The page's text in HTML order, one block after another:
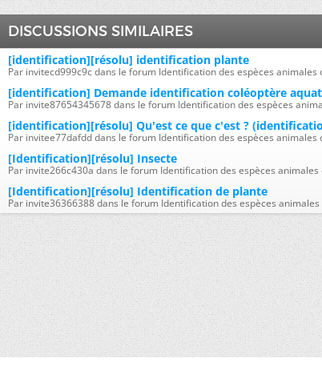
DISCUSSIONS SIMILAIRES
[identification][résolu] identification plante
Par invitecd999c9c dans le forum Identification des espèces animales
[identification] Demande identification coléoptère
Par invite87654345678 dans le forum Identification des espèces
[identification][résolu] Qu'est ce que c'est ?
Par invitee77dafdd dans le forum Identification des espèces animales
[Identification][résolu] Insecte
Par invite266c430a dans le forum Identification des espèces animales
[Identification][résolu] Identification de plante
Par invite36366388 dans le forum Identification des espèces